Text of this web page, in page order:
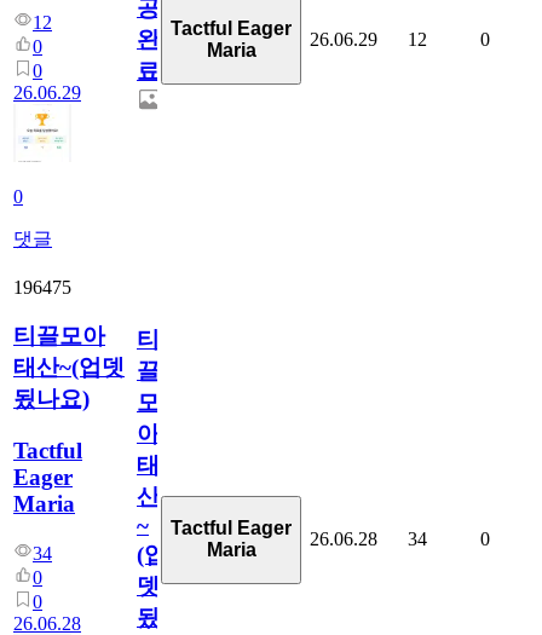
12
0
0
26.06.29
0
댓글
공
완
료
Tactful Eager
Maria
26.06.29 12 0
196475
티끌모아
태산~(업뎃
됬나요)
Tactful
Eager
Maria
34
0
0
26.06.28
티
끌
모
아
태
산
~
(업
뎃
됬
Tactful Eager
Maria
26.06.28 34 0